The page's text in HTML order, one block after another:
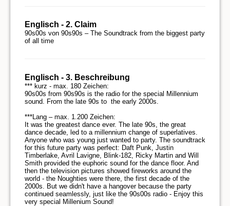
Englisch - 2. Claim
90s00s von 90s90s – The Soundtrack from the biggest party
of all time
Englisch - 3. Beschreibung
*** kurz - max. 180 Zeichen:
90s00s from 90s90s is the radio for the special Millennium
sound. From the late 90s to  the early 2000s.
***Lang – max. 1.200 Zeichen:
It was the greatest dance ever. The late 90s, the great
dance decade, led to a millennium change of superlatives.
Anyone who was young just wanted to party. The soundtrack
for this future party was perfect: Daft Punk, Justin
Timberlake, Avril Lavigne, Blink-182, Ricky Martin and Will
Smith provided the euphoric sound for the dance floor. And
then the television pictures showed fireworks around the
world - the Noughties were there, the first decade of the
2000s. But we didn't have a hangover because the party
continued seamlessly, just like the 90s00s radio - Enjoy this
very special Millenium Sound!